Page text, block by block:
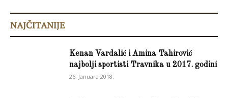
NAJČITANIJE
Kenan Vardalić i Amina Tahirović
najbolji sportisti Travnika u 2017. godini
26. Januara 2018.